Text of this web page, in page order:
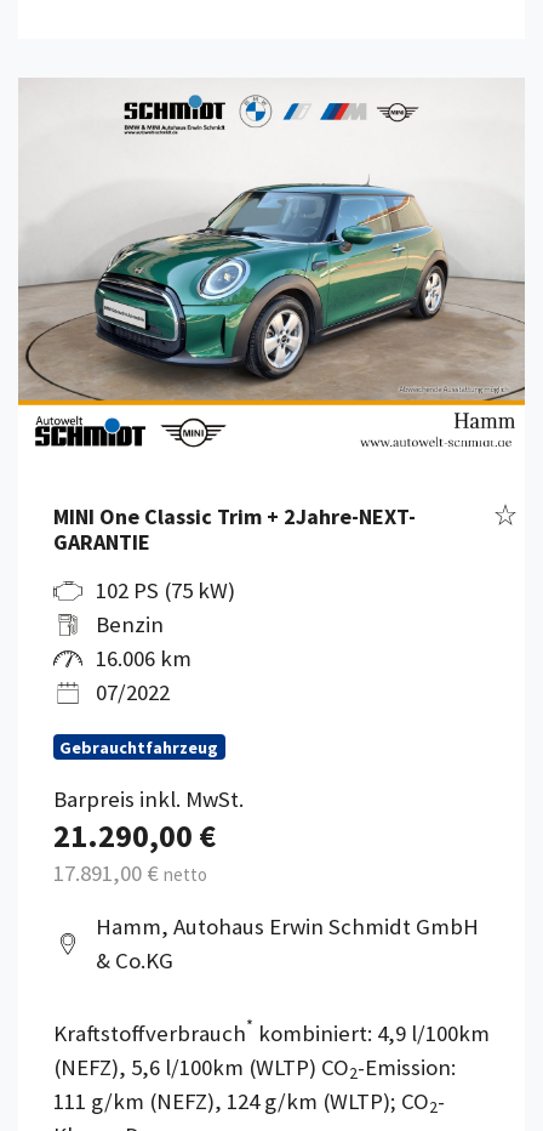
MINI One Classic Trim + 2Jahre-NEXT-
GARANTIE
102 PS (75 kW)
Benzin
16.006 km
07/2022
Gebrauchtfahrzeug
Barpreis inkl. MwSt.
21.290,00 €
17.891,00 € netto
Hamm, Autohaus Erwin Schmidt GmbH
& Co.KG
Kraftstoffverbrauch* kombiniert: 4,9 l/100km
(NEFZ), 5,6 l/100km (WLTP) CO2-Emission:
111 g/km (NEFZ), 124 g/km (WLTP); CO2-